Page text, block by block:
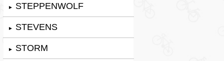
► STEPPENWOLF
► STEVENS
► STORM